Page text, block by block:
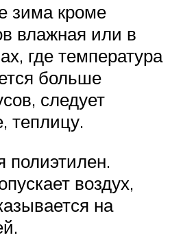
зима кроме
влажная или в
где температура
больше
следует
теплицу.
полиэтилен.
воздух,
на